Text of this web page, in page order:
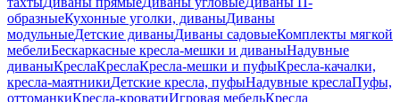
образныеКухонные уголки, диваныДиваны
модульныеДетские диваныДиваны садовыеКомплекты мягкой
мебелиБескаркасные кресла-мешки и диваныНадувные
диваныКреслаКреслаКресла-мешки и пуфыКресла-качалки,
кресла-маятникиДетские кресла, пуфыНадувные креслаПуфы,
оттоманкиКресла-кроватиИгровая мебельКресла